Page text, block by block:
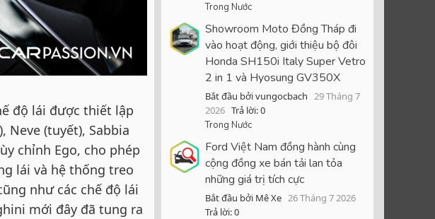
độ lái được thiết lập
Neve (tuyết), Sabbia
chỉnh Ego, cho phép
lái và hệ thống treo
như các chế độ lái
mới đây đã tung ra
Trong Nước
Showroom Moto Đồng Tháp đi
vào hoạt động, giới thiệu bộ đôi
Honda SH150i Italy Super Vetro
2 in 1 và Hyosung GV350X
Bắt đầu bởi vungocbach 29 Tháng 7
2026 Trả lời: 0
Trong Nước
Ford Việt Nam đồng hành cùng
cộng đồng xe bán tải lan tỏa
những giá trị tích cực
Bắt đầu bởi Mê Xe 26 Tháng 7 2026
Trả lời: 0